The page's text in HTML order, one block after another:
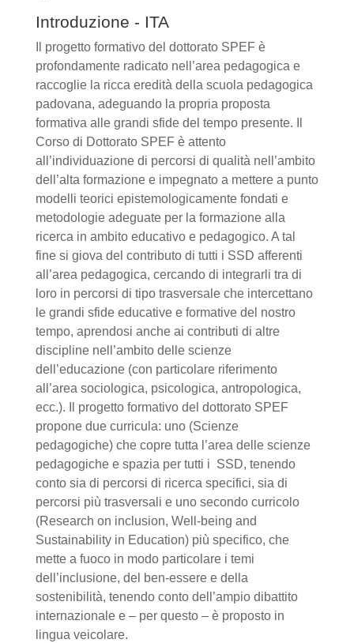
Introduzione - ITA
Il progetto formativo del dottorato SPEF è
profondamente radicato nell’area pedagogica e
raccoglie la ricca eredità della scuola pedagogica
padovana, adeguando la propria proposta
formativa alle grandi sfide del tempo presente. Il
Corso di Dottorato SPEF è attento
all’individuazione di percorsi di qualità nell’ambito
dell’alta formazione e impegnato a mettere a punto
modelli teorici epistemologicamente fondati e
metodologie adeguate per la formazione alla
ricerca in ambito educativo e pedagogico. A tal
fine si giova del contributo di tutti i SSD afferenti
all’area pedagogica, cercando di integrarli tra di
loro in percorsi di tipo trasversale che intercettano
le grandi sfide educative e formative del nostro
tempo, aprendosi anche ai contributi di altre
discipline nell’ambito delle scienze
dell’educazione (con particolare riferimento
all’area sociologica, psicologica, antropologica,
ecc.). Il progetto formativo del dottorato SPEF
propone due curricula: uno (Scienze
pedagogiche) che copre tutta l’area delle scienze
pedagogiche e spazia per tutti i SSD, tenendo
conto sia di percorsi di ricerca specifici, sia di
percorsi più trasversali e uno secondo curricolo
(Research on inclusion, Well-being and
Sustainability in Education) più specifico, che
mette a fuoco in modo particolare i temi
dell’inclusione, del ben-essere e della
sostenibilità, tenendo conto dell’ampio dibattito
internazionale e – per questo – è proposto in
lingua veicolare.